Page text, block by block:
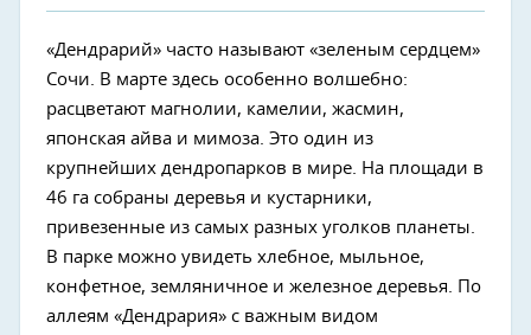
«Дендрарий» часто называют «зеленым сердцем»
Сочи. В марте здесь особенно волшебно:
расцветают магнолии, камелии, жасмин,
японская айва и мимоза. Это один из
крупнейших дендропарков в мире. На площади в
46 га собраны деревья и кустарники,
привезенные из самых разных уголков планеты.
В парке можно увидеть хлебное, мыльное,
конфетное, земляничное и железное деревья. По
аллеям «Дендрария» с важным видом